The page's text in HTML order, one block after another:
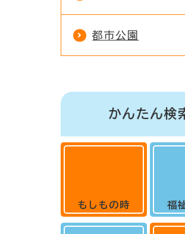
都市公園
かんたん検
もしもの時 福